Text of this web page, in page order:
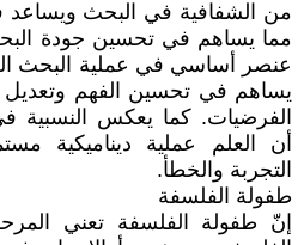
من الشفافية في البحث ويساعد
مما يساهم في تحسين جودة
عنصر أساسي في عملية البحث
يساهم في تحسين الفهم وتعديل
الفرضيات. كما يعكس النسبية
أن العلم عملية ديناميكية
التجربة والخطأ.
طفولة الفلسفة
إنّ طفولة الفلسفة تعني